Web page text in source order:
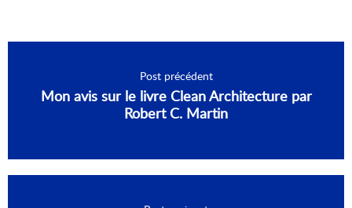
Post précédent
Mon avis sur le livre Clean Architecture par
Robert C. Martin